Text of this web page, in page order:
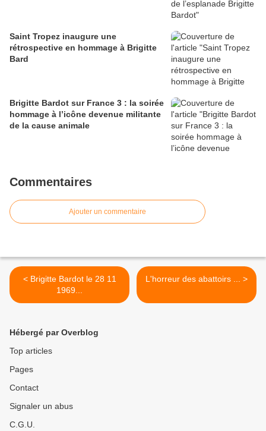
Saint Tropez inaugure une
rétrospective en hommage à Brigitte
Bard
Brigitte Bardot sur France 3 : la soirée
hommage à l’icône devenue militante
de la cause animale
Commentaires
Ajouter un commentaire
< Brigitte Bardot le 28 11
1969...
L'horreur des abattoirs ... >
Hébergé par Overblog
Top articles
Pages
Contact
Signaler un abus
C.G.U.